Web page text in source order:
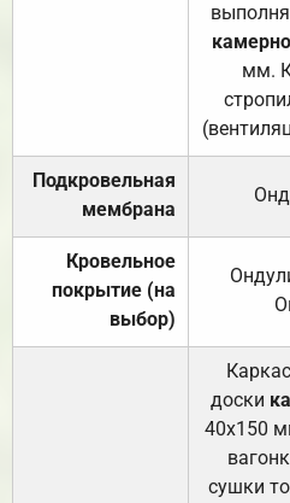
мм.
Подкровельная
мембрана
Кровельное
покрытие (на
выбор)
доски
40х150
сушки